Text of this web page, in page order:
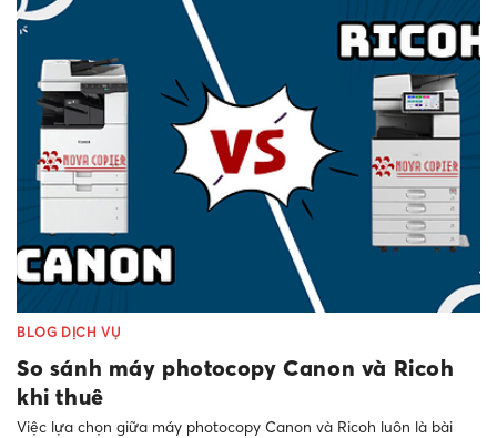
BLOG DỊCH VỤ
So sánh máy photocopy Canon và Ricoh
khi thuê
Việc lựa chọn giữa máy photocopy Canon và Ricoh luôn là bài